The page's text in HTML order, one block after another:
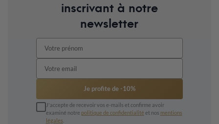
inscrivant à notre
newsletter
Je profite de -10%
J'accepte de recevoir vos e-mails et confirme avoir
examiné notre politique de confidentialité et nos mentions
légales